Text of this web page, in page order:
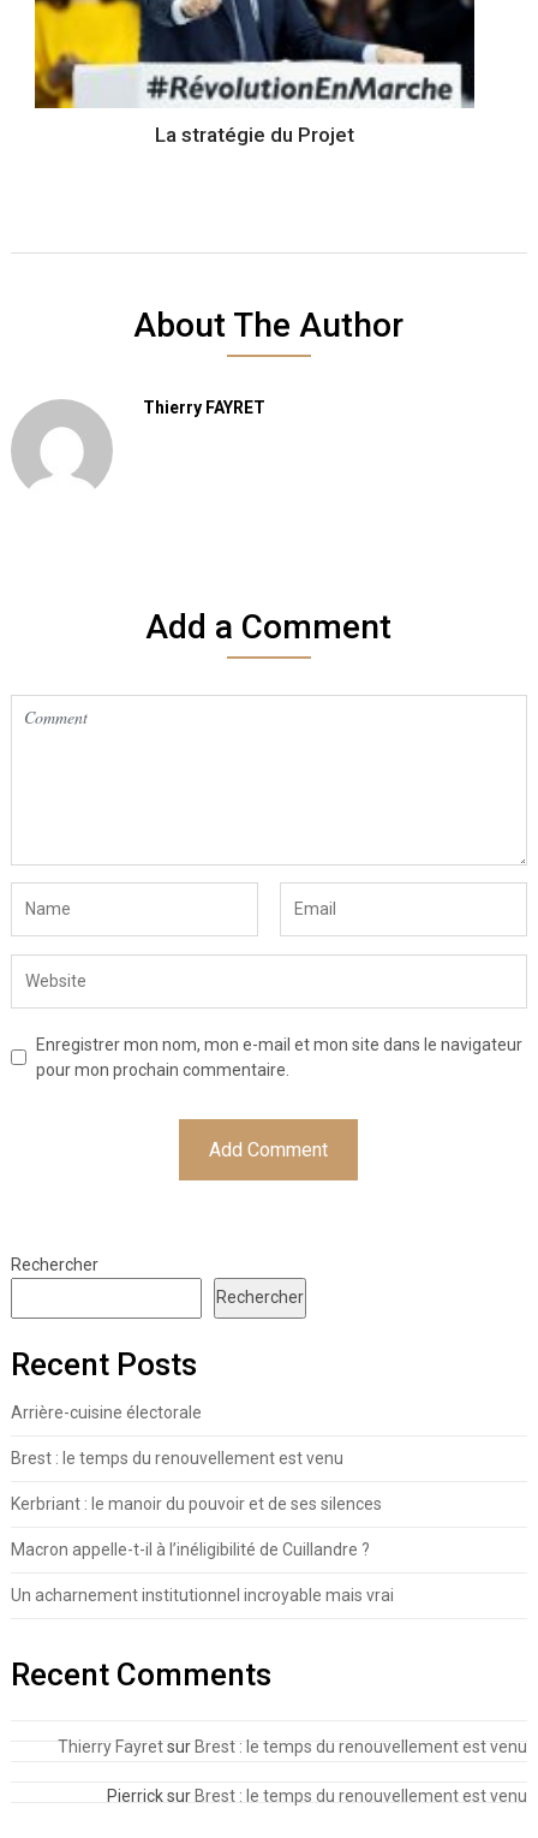
La stratégie du Projet
About The Author
Thierry FAYRET
Add a Comment
Enregistrer mon nom, mon e-mail et mon site dans le navigateur
pour mon prochain commentaire.
Rechercher
Rechercher
Recent Posts
Arrière-cuisine électorale
Brest : le temps du renouvellement est venu
Kerbriant : le manoir du pouvoir et de ses silences
Macron appelle-t-il à l’inéligibilité de Cuillandre ?
Un acharnement institutionnel incroyable mais vrai
Recent Comments
Thierry FayretsurBrest : le temps du renouvellement est venu
PierricksurBrest : le temps du renouvellement est venu